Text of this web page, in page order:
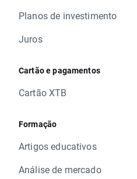
Planos de investimento
Juros
Cartão e pagamentos
Cartão XTB
Formação
Artigos educativos
Análise de mercado